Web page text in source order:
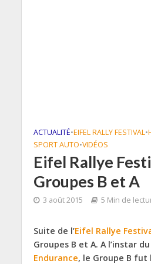
ACTUALITÉ•EIFEL RALLY FESTIVAL•
SPORT AUTO•VIDÉOS
Eifel Rallye
Groupes B et A
3 août 2015 5 Min de
Suite de l’Eifel Rallye
Groupes B et A. A l’instar du
Endurance, le Groupe B fut